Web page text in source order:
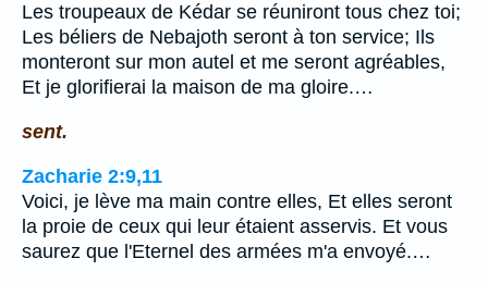
Les troupeaux de Kédar se réuniront tous chez toi;
Les béliers de Nebajoth seront à ton service; Ils
monteront sur mon autel et me seront agréables,
Et je glorifierai la maison de ma gloire.…
sent.
Zacharie 2:9,11
Voici, je lève ma main contre elles, Et elles seront
la proie de ceux qui leur étaient asservis. Et vous
saurez que l'Eternel des armées m'a envoyé.…